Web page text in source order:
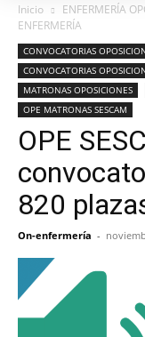
Inicio ENFERMERÍA
ENFERMERÍA
CONVOCATORIAS
CONVOCATORIAS
MATRONAS OPOSICIONES
OPE MATRONAS SESCAM
OPE
820
On-enfermería -